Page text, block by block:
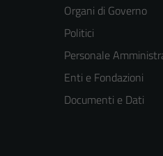
Organi di Governo
Politici
Personale
Enti e Fondazioni
Documenti e Dati